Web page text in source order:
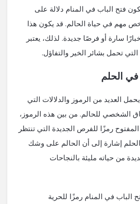
فتح الباب في المنام دلالة على
مهم في حياة الحالم. قد يكون هذا
سارة أو فرصًا جديدة. لذلك، يعتبر
التي تحمل بشائر الخير والتفاؤل.
الحلم
العديد من الرموز والدلالات التي
الشخصي للحالم. من بين هذه الرموز،
رمزًا للفرص الجديدة التي تنتظر
إشارة إلى أن الحالم على وشك
من حياته مليئة بالنجاحات
الباب في المنام رمزًا للحرية